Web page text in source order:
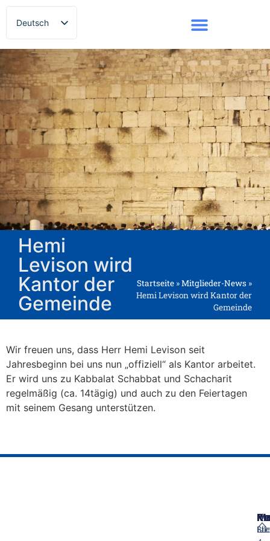
Deutsch
Русский
Hemi
Levison wird
Kantor der
Gemeinde
Startseite »Mitglieder-News »
Hemi Levison wird Kantor der
Gemeinde
Wir freuen uns, dass Herr Hemi Levison seit
Jahresbeginn bei uns nun „offiziell“ als Kantor arbeitet.
Er wird uns zu Kabbalat Schabbat und Schacharit
regelmäßig (ca. 14tägig) und auch zu den Feiertagen
mit seinem Gesang unterstützen.
⌂